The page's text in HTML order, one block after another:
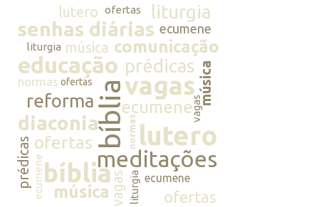
lutero ofertas liturgia
senhas diárias ecumene
liturgia música comunicação
educação prédicasmúsica
normas ofertasbíbliavagas
reforma
diaconia
ecumenevagas
prédicas ofertas normaslutero
meditações
ecumenebíblia
músicavagasliturgia ecumene
ofertas